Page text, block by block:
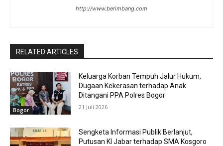
http://www.berimbang.com
RELATED ARTICLES
Bogor
Keluarga Korban Tempuh Jalur Hukum,
Dugaan Kekerasan terhadap Anak
Ditangani PPA Polres Bogor
21 Juli 2026
Sengketa Informasi Publik Berlanjut,
Putusan KI Jabar terhadap SMA Kosgoro